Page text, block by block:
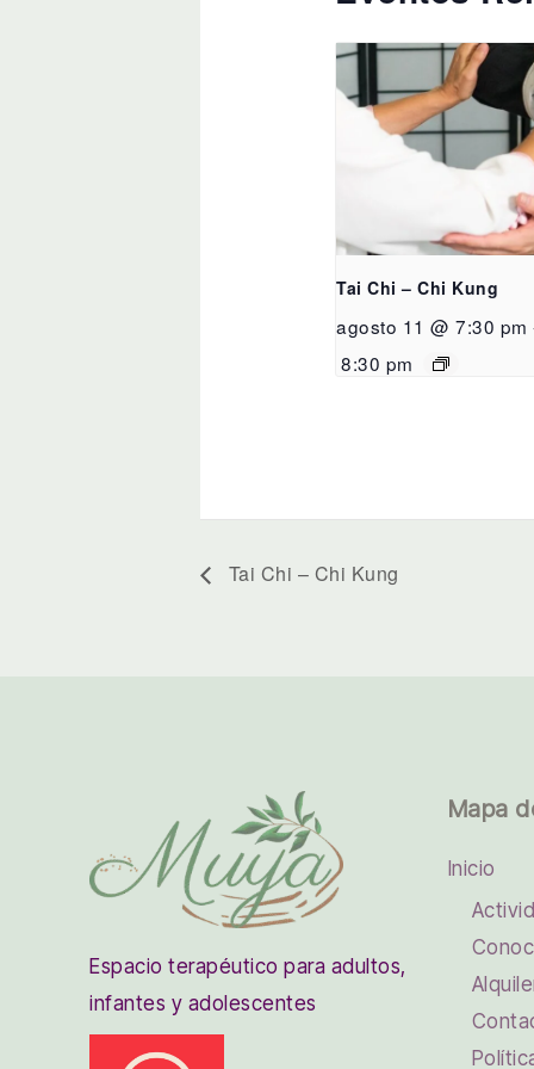
Tai Chi – Chi Kung
agosto 11 @ 7:30 pm
8:30 pm
Tai Chi – Chi Kung
Espacio terapéutico para adultos,
infantes y adolescentes
Mapa
Inicio